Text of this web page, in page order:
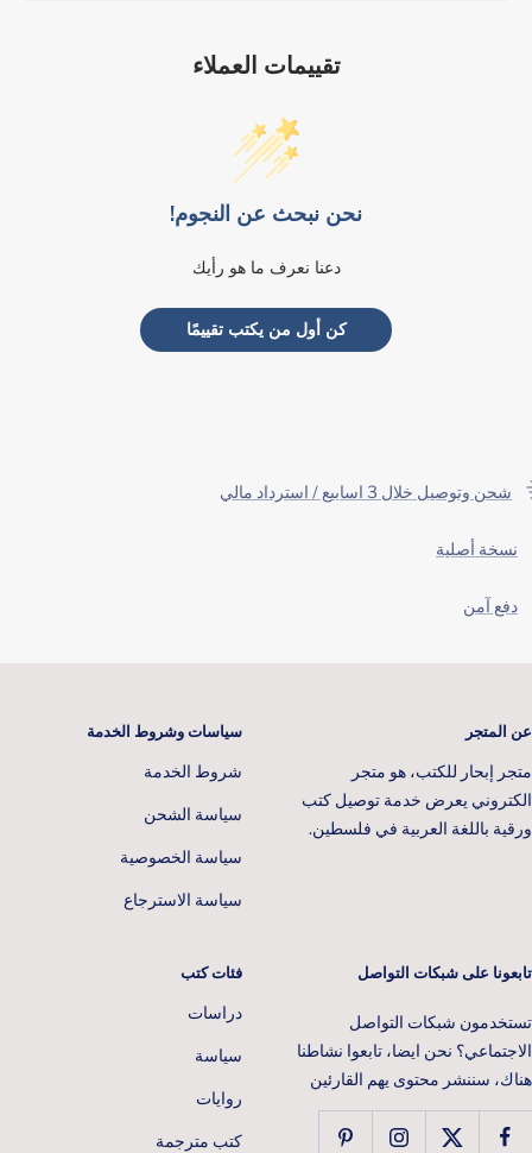
تقييمات العملاء
نحن نبحث عن النجوم!
دعنا نعرف ما هو رأيك
كن أول من يكتب تقييمًا
شحن وتوصيل خلال 3 اسابيع / استرداد مالي
نسخة أصلية
دفع آمن
عن المتجر
متجر إبحار للكتب، هو متجر
الكتروني يعرض خدمة توصيل كتب
ورقية باللغة العربية في فلسطين.
سياسات وشروط الخدمة
شروط الخدمة
سياسة الشحن
سياسة الخصوصية
سياسة الاسترجاع
تابعونا على شبكات التواصل
تستخدمون شبكات التواصل
الاجتماعي؟ نحن ايضا، تابعوا نشاطنا
هناك، سننشر محتوى يهم القارئين
فئات كتب
دراسات
سياسة
روايات
كتب مترجمة